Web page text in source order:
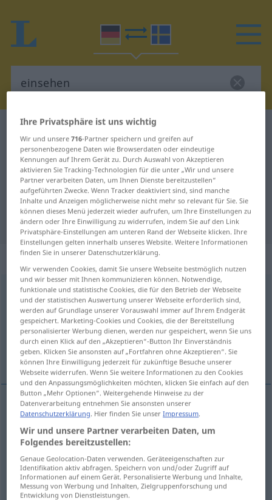
Deutsch-Schwedisch Wörterbuch
Deutsch-Schwedisch Übersetzung
für "einsehen"
"einsehen" Schwedisch
Übersetzung
„einsehen“
einsehen
Übersicht aller Übersetzungen
(Für mehr Details die Übersetzung anklicken/antippen)
titta se in, inse, förstå, begripa, läsa igenom
titta(se) in einsehen
inse,förstå,begripa einsehen
läsaigenom einsehen
Ihre Privatsphäre ist uns wichtig
Wir und unsere716-Partner speichern und greifen auf
personenbezogene Daten wie Browserdaten oder eindeutige
Kennungen auf Ihrem Gerät zu. Durch Auswahl von Akzeptieren
aktivieren Sie Tracking-Technologien für die unter „Wir und unsere
Partner verarbeiten Daten, um Ihnen Dienste bereitzustellen“
aufgeführten Zwecke. Wenn Tracker deaktiviert sind, sind manche
Inhalte und Anzeigen möglicherweise nicht mehr so relevant für Sie. Sie
können dieses Menü jederzeit wieder aufrufen, um Ihre Einstellungen zu
ändern oder Ihre Einwilligung zu widerrufen, indem Sie auf den Link
Privatsphäre-Einstellungen am unteren Rand der Webseite klicken. Ihre
Einstellungen gelten innerhalb unseres Website. Weitere Informationen
finden Sie in unserer Datenschutzerklärung.
Wir verwenden Cookies, damit Sie unsere Webseite bestmöglich nutzen
und wir besser mit Ihnen kommunizieren können. Notwendige,
funktionale und statistische Cookies, die für den Betrieb der Webseite
und der statistischen Auswertung unserer Webseite erforderlich sind,
werden auf Grundlage unserer Vorauswahl immer auf Ihrem Endgerät
gespeichert. Marketing-Cookies und Cookies, die der Bereitstellung
personalisierter Werbung dienen, werden nur gespeichert, wenn Sie uns
durch einen Klick auf den „Akzeptieren“-Button Ihr Einverständnis
geben. Klicken Sie ansonsten auf „Fortfahren ohne Akzeptieren“. Sie
können Ihre Einwilligung jederzeit für zukünftige Besuche unserer
Webseite widerrufen. Wenn Sie weitere Informationen zu den Cookies
und den Anpassungsmöglichkeiten möchten, klicken Sie einfach auf den
Button „Mehr Optionen“. Weitergehende Hinweise zu der
Datenverarbeitung entnehmen Sie ansonsten unserer
Datenschutzerklärung. Hier finden Sie unserImpressum.
Wir und unsere Partner verarbeiten Daten, um
Folgendes bereitzustellen:
Genaue Geolocation-Daten verwenden. Geräteeigenschaften zur
Identifikation aktiv abfragen. Speichern von und/oder Zugriff auf
Informationen auf einem Gerät. Personalisierte Werbung und Inhalte,
Messung von Werbung und Inhalten, Zielgruppenforschung und
Entwicklung von Dienstleistungen.